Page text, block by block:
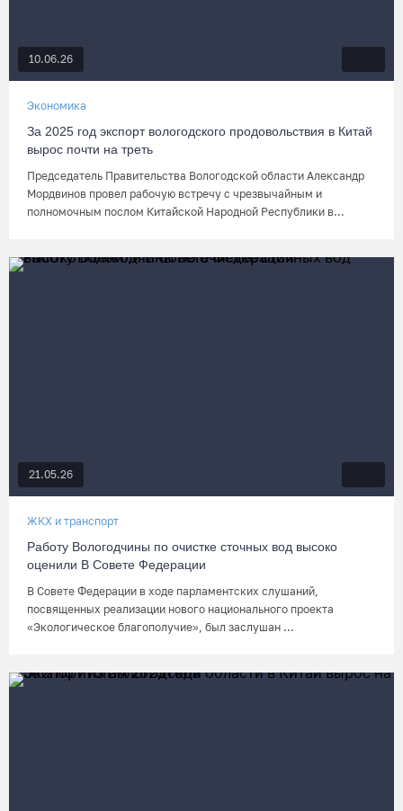
10.06.26
Экономика
За 2025 год экспорт вологодского продовольствия в Китай
вырос почти на треть
Председатель Правительства Вологодской области Александр
Мордвинов провел рабочую встречу с чрезвычайным и
полномочным послом Китайской Народной Республики в...
21.05.26
ЖКХ и транспорт
Работу Вологодчины по очистке сточных вод высоко
оценили В Совете Федерации
В Совете Федерации в ходе парламентских слушаний,
посвященных реализации нового национального проекта
«Экологическое благополучие», был заслушан ...